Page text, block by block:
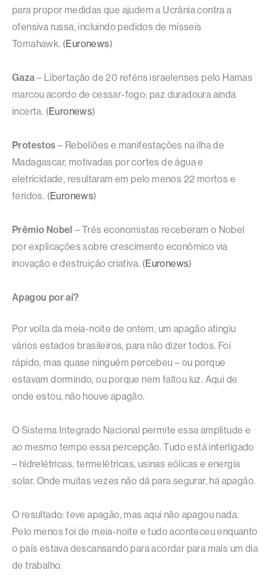
para propor medidas que ajudem a Ucrânia contra a
ofensiva russa, incluindo pedidos de mísseis
Tomahawk. (Euronews)
Gaza – Libertação de 20 reféns israelenses pelo Hamas
marcou acordo de cessar-fogo; paz duradoura ainda
incerta. (Euronews)
Protestos – Rebeliões e manifestações na ilha de
Madagascar, motivadas por cortes de água e
eletricidade, resultaram em pelo menos 22 mortos e
feridos. (Euronews)
Prêmio Nobel – Três economistas receberam o Nobel
por explicações sobre crescimento econômico via
inovação e destruição criativa. (Euronews)
Apagou por aí?
Por volta da meia-noite de ontem, um apagão atingiu
vários estados brasileiros, para não dizer todos. Foi
rápido, mas quase ninguém percebeu – ou porque
estavam dormindo, ou porque nem faltou luz. Aqui de
onde estou, não houve apagão.
O Sistema Integrado Nacional permite essa amplitude e
ao mesmo tempo essa percepção. Tudo está interligado
– hidrelétricas, termelétricas, usinas eólicas e energia
solar. Onde muitas vezes não dá para segurar, há apagão.
O resultado: teve apagão, mas aqui não apagou nada.
Pelo menos foi de meia-noite e tudo aconteceu enquanto
o país estava descansando para acordar para mais um dia
de trabalho.